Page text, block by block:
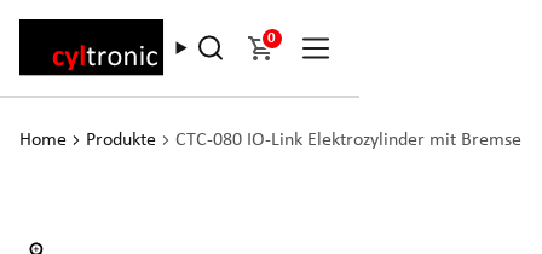
0
Home Produkte CTC-080 IO-Link Elektrozylinder mit Bremse